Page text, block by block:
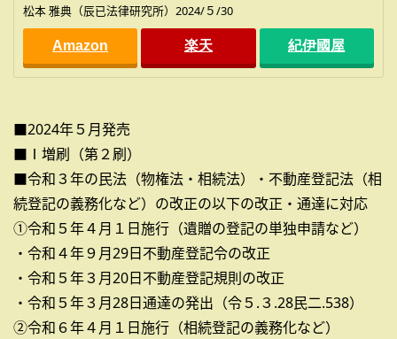
松本 雅典（辰已法律研究所）2024/５/30
Amazon 楽天 紀伊國屋
■2024年５月発売
■Ⅰ増刷（第２刷）
■令和３年の民法（物権法・相続法）・不動産登記法（相
続登記の義務化など）の改正の以下の改正・通達に対応
①令和５年４月１日施行（遺贈の登記の単独申請など）
・令和４年９月29日不動産登記令の改正
・令和５年３月20日不動産登記規則の改正
・令和５年３月28日通達の発出（令５.３.28民二.538）
②令和６年４月１日施行（相続登記の義務化など）